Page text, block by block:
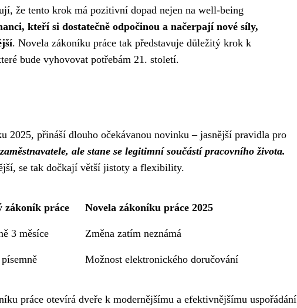
že tento krok má pozitivní dopad nejen na well-being
kteří si dostatečně odpočinou a načerpají nové síly,
. Novela zákoníku práce tak představuje důležitý krok k
bude vyhovovat potřebám 21. století.
2025, přináší dlouho očekávanou novinku – jasnější pravidla pro
ale stane se legitimní součástí pracovního života.
se tak dočkají větší jistoty a flexibility.
zákoník práce Novela zákoníku práce 2025
3 měsíce Změna zatím neznámá
Možnost elektronického doručování
práce otevírá dveře k modernějšímu a efektivnějšímu uspořádání